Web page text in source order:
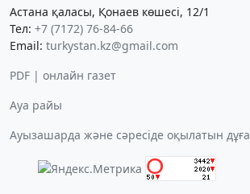
Астана қаласы, Қонаев көшесі, 12/1
Тел: +7 (7172) 76-84-66
Email: turkystan.kz@gmail.com
PDF | онлайн газет
Ауа райы
Ауызашарда және сәресіде оқылатын дұға